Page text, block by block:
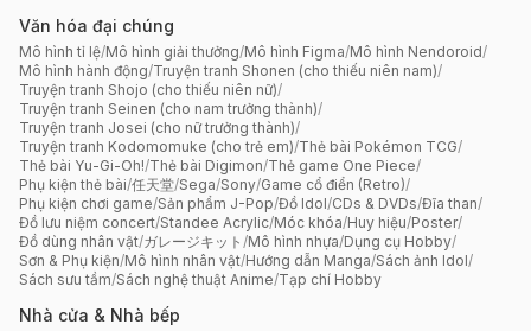
Văn hóa đại chúng
Mô hình tỉ lệ/Mô hình giải thưởng/Mô hình Figma/Mô hình Nendoroid/
Mô hình hành động/Truyện tranh Shonen (cho thiếu niên nam)/
Truyện tranh Shojo (cho thiếu niên nữ)/
Truyện tranh Seinen (cho nam trưởng thành)/
Truyện tranh Josei (cho nữ trưởng thành)/
Truyện tranh Kodomomuke (cho trẻ em)/Thẻ bài Pokémon TCG/
Thẻ bài Yu-Gi-Oh!/Thẻ bài Digimon/Thẻ game One Piece/
Phụ kiện thẻ bài/任天堂/Sega/Sony/Game cổ điển (Retro)/
Phụ kiện chơi game/Sản phẩm J-Pop/Đồ Idol/CDs & DVDs/Đĩa than/
Đồ lưu niệm concert/Standee Acrylic/Móc khóa/Huy hiệu/Poster/
Đồ dùng nhân vật/ガレージキット /Mô hình nhựa/Dụng cụ Hobby/
Sơn & Phụ kiện/Mô hình nhân vật/Hướng dẫn Manga/Sách ảnh Idol/
Sách sưu tầm/Sách nghệ thuật Anime/Tạp chí Hobby
Nhà cửa & Nhà bếp